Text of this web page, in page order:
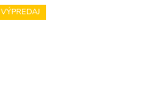
VÝPREDAJ